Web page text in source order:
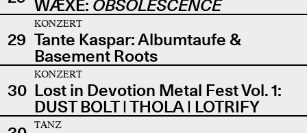
WÆXE: OBSOLESCENCE
29
KONZERT
Tante Kaspar: Albumtaufe &
Basement Roots
30
KONZERT
Lost in Devotion Metal Fest Vol. 1:
DUST BOLT | THOLA | LOTRIFY
TANZ